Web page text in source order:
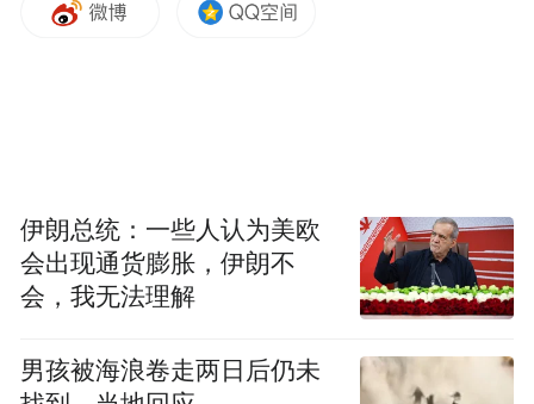
《李迩王》惊艳亮相。
随着“饶河调”高亢的唱腔响起，李迩王在寿
宴上分封国土的场景被演绎得淋漓尽致：两
个长女以甜言蜜语哄骗父王，小女儿雪莲却
因忠心直言，“一语断了父女情”。
伊朗总统：一些人认为美欧
会出现通货膨胀，伊朗不
会，我无法理解
男孩被海浪卷走两日后仍未